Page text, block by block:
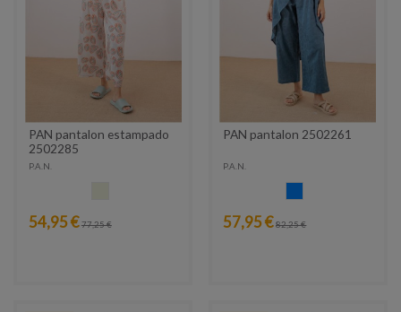
PAN pantalon estampado
2502285
P.A.N.
54,95 €77,25 €
PAN pantalon 2502261
P.A.N.
57,95 € 82,25 €